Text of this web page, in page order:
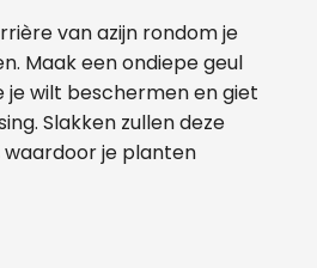
van azijn rondom je
Maak een ondiepe geul
je wilt beschermen en giet
Slakken zullen deze
je planten